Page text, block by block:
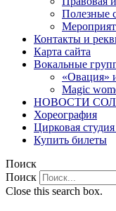
Полезные
Контакты и
Карта сайта
Вокальные
«Овация»
Magic
НОВОСТИ
Хореография
Цирковая
Купить билеты
Поиск
Поиск
Close this search box.